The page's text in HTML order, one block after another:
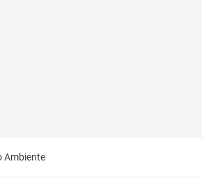
Ambiente